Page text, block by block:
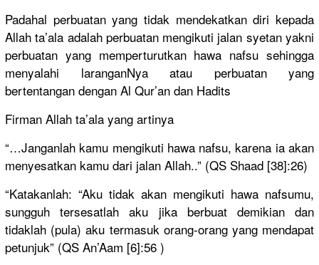
Padahal perbuatan yang tidak mendekatkan diri kepada
Allah ta’ala adalah perbuatan mengikuti jalan syetan yakni
perbuatan yang memperturutkan hawa nafsu sehingga
menyalahi laranganNya atau perbuatan yang
bertentangan dengan Al Qur’an dan Hadits
Firman Allah ta’ala yang artinya
“…Janganlah kamu mengikuti hawa nafsu, karena ia akan
menyesatkan kamu dari jalan Allah..” (QS Shaad [38]:26)
“Katakanlah: “Aku tidak akan mengikuti hawa nafsumu,
sungguh tersesatlah aku jika berbuat demikian dan
tidaklah (pula) aku termasuk orang-orang yang mendapat
petunjuk” (QS An’Aam [6]:56 )